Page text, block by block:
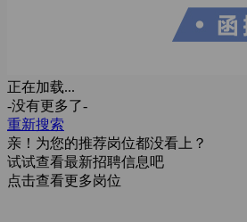
正在加载...
-没有更多了-
重新搜索
亲！为您的推荐岗位都没看上？
试试查看最新招聘信息吧
点击查看更多岗位